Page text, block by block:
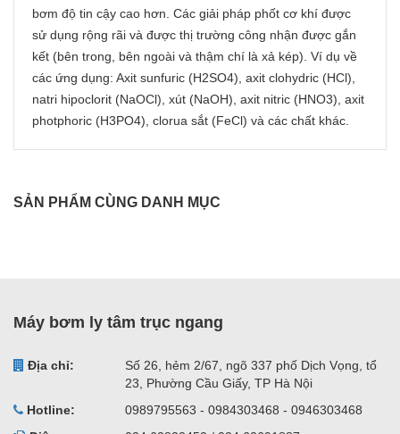
bơm độ tin cậy cao hơn. Các giải pháp phốt cơ khí được
sử dụng rộng rãi và được thị trường công nhận được gắn
kết (bên trong, bên ngoài và thậm chí là xả kép). Ví dụ về
các ứng dụng: Axit sunfuric (H2SO4), axit clohydric (HCl),
natri hipoclorit (NaOCl), xút (NaOH), axit nitric (HNO3), axit
photphoric (H3PO4), clorua sắt (FeCl) và các chất khác.
SẢN PHẨM CÙNG DANH MỤC
Máy bơm ly tâm trục ngang
Địa chỉ:
Số 26, hẻm 2/67, ngõ 337 phố Dịch Vọng, tổ
23, Phường Cầu Giấy, TP Hà Nội
Hotline:
0989795563 - 0984303468 - 0946303468